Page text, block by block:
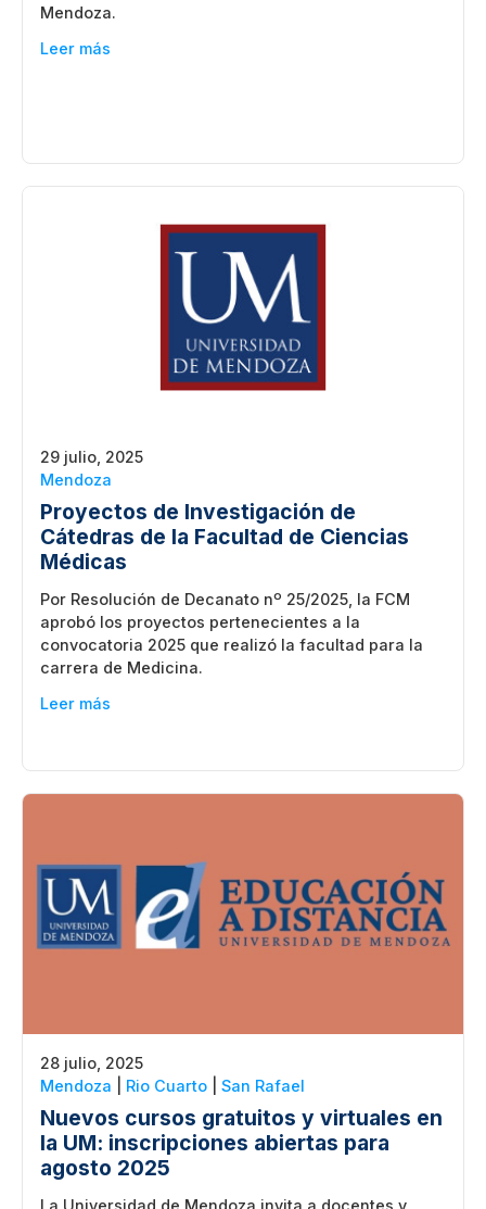
Mendoza.
Leer más
29 julio, 2025
Mendoza
Proyectos de Investigación de
Cátedras de la Facultad de Ciencias
Médicas
Por Resolución de Decanato nº 25/2025, la FCM
aprobó los proyectos pertenecientes a la
convocatoria 2025 que realizó la facultad para la
carrera de Medicina.
Leer más
28 julio, 2025
Mendoza
Rio Cuarto San Rafael
Nuevos cursos gratuitos y virtuales en
la UM: inscripciones abiertas para
agosto 2025